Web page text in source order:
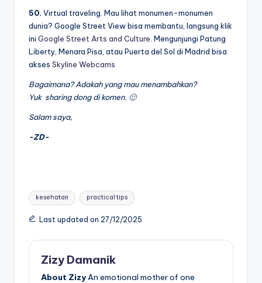
50. Virtual traveling. Mau lihat monumen-monumen
dunia? Google Street View bisa membantu, langsung klik
ini Google Street Arts and Culture. Mengunjungi Patung
Liberty, Menara Pisa, atau Puerta del Sol di Madrid bisa
akses Skyline Webcams
Bagaimana? Adakah yang mau menambahkan?
Yuk sharing dong di komen. 🙂
Salam saya,
-ZD-
Tags:
kesehatan practical tips
Last updated on 27/12/2025
Zizy Damanik
About ZizyAn emotional mother of one